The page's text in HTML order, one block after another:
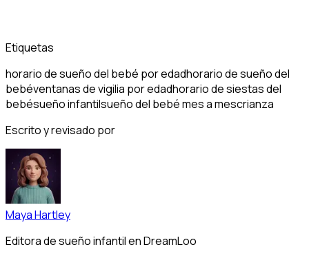
Etiquetas
horario de sueño del bebé por edadhorario de sueño del
bebéventanas de vigilia por edadhorario de siestas del
bebésueño infantilsueño del bebé mes a mescrianza
Escrito y revisado por
Maya Hartley
Editora de sueño infantil en DreamLoo